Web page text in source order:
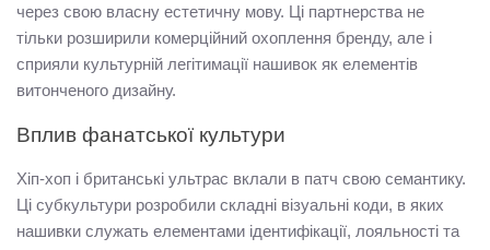
через свою власну естетичну мову. Ці партнерства не
тільки розширили комерційний охоплення бренду, але і
сприяли культурній легітимації нашивок як елементів
витонченого дизайну.
Вплив фанатської культури
Хіп-хоп і британські ультрас вклали в патч свою семантику.
Ці субкультури розробили складні візуальні коди, в яких
нашивки служать елементами ідентифікації, лояльності та